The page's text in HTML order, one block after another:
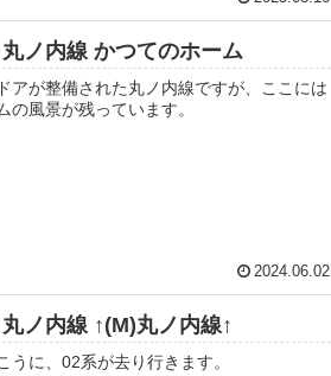
ノ内線 かつてのホーム
アが整備された丸ノ内線ですが、ここには
の風景が残っています。
2024.06.02
ノ内線 ↑(M)丸ノ内線↑
うに、02系が去り行きます。